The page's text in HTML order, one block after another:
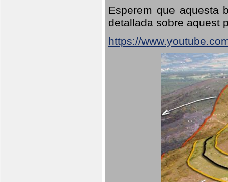
Esperem que aquesta
detallada sobre aquest
https://